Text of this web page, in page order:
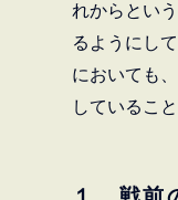
れからとい
るようにし
においても
しているこ